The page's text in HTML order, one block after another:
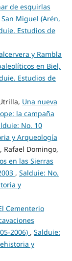
de esquirlas
Miguel (Arén,
Estudios de
y Rambla
en Biel,
Estudios de
Una nueva
la campaña
No. 10
y Arqueología
Rafael Domingo,
en las Sierras
, Salduie: No.
y
Cementerio
2006) , Salduie:
y